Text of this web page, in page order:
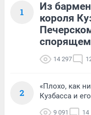
1
Из
короля
спорящем
14 297
2
«Плохо, как
Кузбасса и
9 091 14